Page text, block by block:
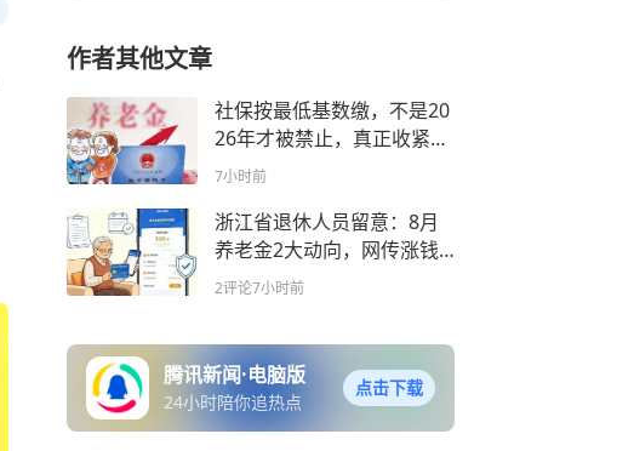
作者其他文章
社保按最低基数缴，不是20
26年才被禁止，真正收紧的
是数据核查和用工责任
7小时前
浙江省退休人员留意：8月
养老金2大动向，网传涨钱
版本别乱信
2评论7小时前
腾讯新闻·电脑版
24小时陪你追热点
点击下载